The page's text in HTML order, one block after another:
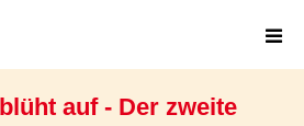
auf - Der zweite